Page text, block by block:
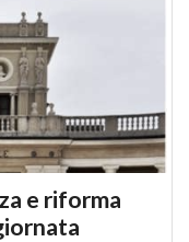
e riforma